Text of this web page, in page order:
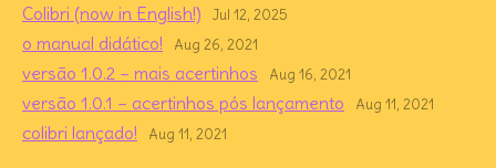
Colibri (now in English!) Jul 12, 2025
o manual didático! Aug 26, 2021
versão 1.0.2 – mais acertinhos Aug 16, 2021
versão 1.0.1 – acertinhos pós lançamento Aug 11, 2021
colibri lançado! Aug 11, 2021